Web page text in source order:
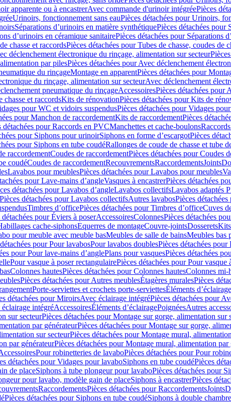
apparente ou à encastrerAvec commande d'urinoir intégréePièces
Urinoirs, fonctionnement sans eauPièces détachées pour Urinoirs,
Séparations d’urinoirs en matière synthétiquePièces détachées pour
d’urinoirs en céramique sanitairePièces détachées pour Séparations
chasse et raccordsPièces détachées pour Tubes de chasse, coudes de
déclenchement électronique du rinçage, alimentation sur secteur
par pilesPièces détachées pour Avec déclenchement
du rinçageMontage en apparentPièces détachées pour
du rinçage, alimentation sur secteurAvec déclenchement
pneumatique du rinçageAccessoiresPièces détachées pour
chasse et raccordsKits de rénovationPièces détachées pour Kits de
pour WC et vidoirs suspendusPièces détachées pour Vidages
pour Manchon de raccordementKits de raccordementPièces
détachées pour Raccords en PVCManchettes et cache-boulons
pour Siphons pour urinoirSiphons en forme d’escargotPièces
pour Siphons en tube coudéRallonges de coude de chasse et tube
raccordementCoudes de raccordementPièces détachées pour Coudes
coudéCoudes de raccordementRecouvrementsRaccordementsJoints
Lavabos pour meublesPièces détachées pour Lavabos pour meubles
pour Lave-mains d’angleVasques à encastrerPièces détachées
détachées pour Lavabos d’angleLavabos collectifsLavabos adaptés
Pièces détachées pour Lavabos collectifsAutres lavabosPièces
Timbres dʼofficePièces détachées pour Timbres dʼofficeCuves
détachées pour Éviers à poserAccessoiresColonnesPièces détachées
cache-siphonsEquerres de montageCouvre-jointsDosserets
pour meuble avec meuble basMeubles de salle de bainsMeubles bas
pour Pour lavabosPour lavabos doublesPièces détachées
pour Pour lave-mains d’anglePlans pour vasquesPièces détachées
Pour vasque à poser rectangulairePièces détachées pour Pour vasque
Colonnes hautesPièces détachées pour Colonnes hautesColonnes mi-
Pièces détachées pour Autres meublesÉtagères muralesPièces
Porte-serviettes et crochets porte-serviettesÉléments d’éclairage
détachées pour MiroirsAvec éclairage intégréPièces détachées pour
intégréAccessoiresÉléments d’éclairagePoignéesAutres
sur secteurPièces détachées pour Montage sur gorge, alimentation sur
par générateurPièces détachées pour Montage sur gorge,
sur secteurPièces détachées pour Montage mural,
par générateurPièces détachées pour Montage mural, alimentation par
Pour robinetteries de lavaboPièces détachées pour Pour
détachées pour Vidages pour lavaboSiphons en tube coudéPièces
de placeSiphons à tube plongeur pour lavaboPièces détachées pour
pour lavabo, modèle gain de placeSiphons à encastrerPièces
RaccordementsPièces détachées pour RaccordementsJoints
Pièces détachées pour Siphons en tube coudéSiphons à double chambre